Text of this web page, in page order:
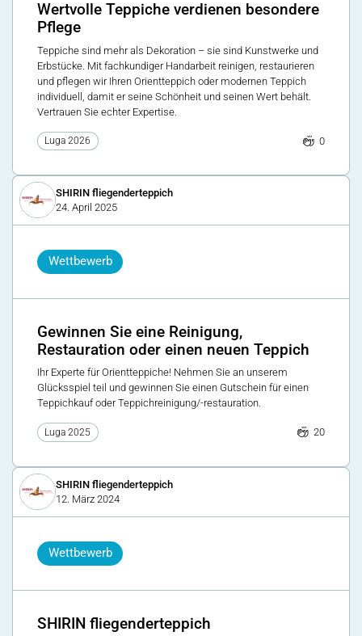
Wertvolle Teppiche verdienen besondere
Pflege
Teppiche sind mehr als Dekoration – sie sind Kunstwerke und
Erbstücke. Mit fachkundiger Handarbeit reinigen, restaurieren
und pflegen wir Ihren Orientteppich oder modernen Teppich
individuell, damit er seine Schönheit und seinen Wert behält.
Vertrauen Sie echter Expertise.
Luga 2026 0
SHIRIN fliegenderteppich
24. April 2025
Wettbewerb
Gewinnen Sie eine Reinigung,
Restauration oder einen neuen Teppich
Ihr Experte für Orientteppiche! Nehmen Sie an unserem
Glücksspiel teil und gewinnen Sie einen Gutschein für einen
Teppichkauf oder Teppichreinigung/-restauration.
Luga 2025 20
SHIRIN fliegenderteppich
12. März 2024
Wettbewerb
SHIRIN fliegenderteppich